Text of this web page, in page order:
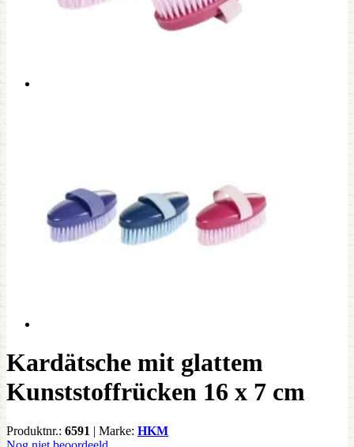
Kardätsche mit glattem
Kunststoffrücken 16 x 7 cm
Produktnr.: 6591 | Marke: HKM